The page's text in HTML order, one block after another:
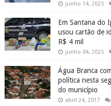
junho 14, 2025
Em Santana do
usou cartão de
R$ 4 mil
junho 04, 2025
Água Branca
política nesta
do município
abril 24, 2017